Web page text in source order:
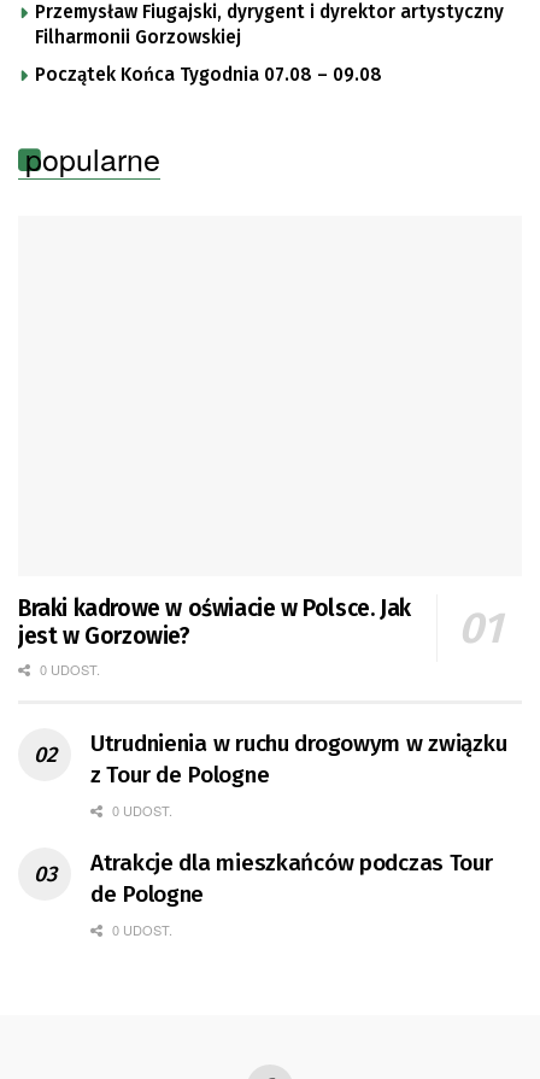
Przemysław Fiugajski, dyrygent i dyrektor artystyczny
Filharmonii Gorzowskiej
Początek Końca Tygodnia 07.08 – 09.08
popularne
Braki kadrowe w oświacie w Polsce. Jak
jest w Gorzowie?
0 UDOST.
Utrudnienia w ruchu drogowym w związku
z Tour de Pologne
0 UDOST.
Atrakcje dla mieszkańców podczas Tour
de Pologne
0 UDOST.